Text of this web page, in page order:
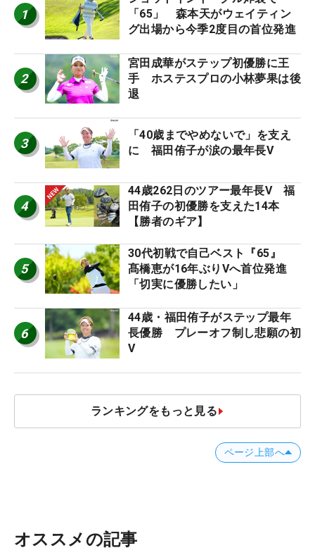
1
「65」 森本天がウェイティン
グ出場から今季2度目の首位発進
2
宮田成華がステップ初優勝に王
手 ホステスプロの小林夢果は後
退
3
「40歳までやめないで」を支え
に 福田侑子が涙の最年長V
4
44歳262日のツアー最年長V 福
田侑子の初優勝を支えた14本
【勝者のギア】
5
30代初戦で自己ベスト『65』
髙橋恵が16年ぶりVへ首位発進
「切実に優勝したい」
6
44歳・福田侑子がステップ最年
長優勝 プレーオフ制し悲願の初
V
ランキングをもっと見る
ページ上部へ
オススメの記事